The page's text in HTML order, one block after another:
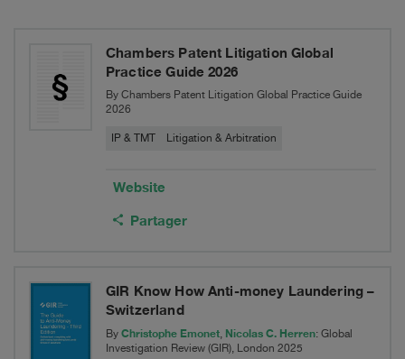
Bern
Chambers Patent Litigation Global
Practice Guide 2026
By Chambers Patent Litigation Global Practice Guide
2026
IP & TMT Litigation & Arbitration
Website
Partager
GIR Know How Anti-money Laundering –
Switzerland
By Christophe Emonet, Nicolas C. Herren: Global
Investigation Review (GIR), London 2025